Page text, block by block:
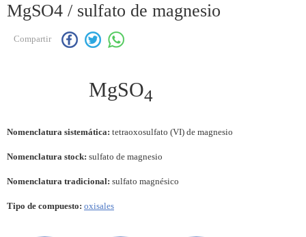
MgSO4 / sulfato de magnesio
Compartir
MgSO4
Nomenclatura sistemática: tetraoxosulfato (VI) de magnesio
Nomenclatura stock: sulfato de magnesio
Nomenclatura tradicional: sulfato magnésico
Tipo de compuesto: oxisales